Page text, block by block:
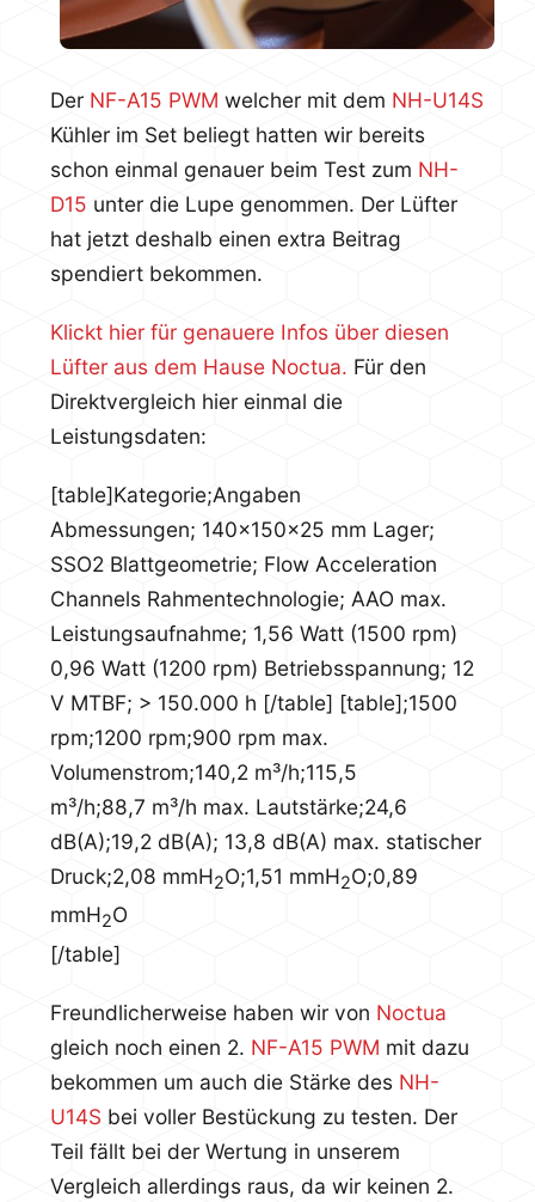
DerNF-A15 PWM welcher mit dem NH-U14S
Kühler im Set beliegt hatten wir bereits
schon einmal genauer beim Test zum NH-
D15 unter die Lupe genommen. Der Lüfter
hat jetzt deshalb einen extra Beitrag
spendiert bekommen.
Klickt hier für genauere Infos über diesen
Lüfter aus dem Hause Noctua. Für den
Direktvergleich hier einmal die
Leistungsdaten:
[table]Kategorie;Angaben
Abmessungen; 140x150x25 mm Lager;
SSO2 Blattgeometrie; Flow Acceleration
ChannelsRahmentechnologie; AAO max.
Leistungsaufnahme; 1,56 Watt (1500 rpm)
0,96 Watt (1200 rpm) Betriebsspannung; 12
V MTBF; > 150.000 h [/table] [table];1500
rpm;1200 rpm;900 rpm max.
Volumenstrom;140,2 m³/h;115,5
m³/h;88,7 m³/h max. Lautstärke;24,6
dB(A);19,2 dB(A); 13,8 dB(A) max. statischer
Druck;2,08 mmH2O;1,51 mmH2O;0,89
mmH2O
[/table]
Freundlicherweise haben wir von Noctua
gleich noch einen 2. NF-A15 PWM mit dazu
bekommen um auch die Stärke des NH-
U14S bei voller Bestückung zu testen. Der
Teil fällt bei der Wertung in unserem
Vergleich allerdings raus, da wir keinen 2.